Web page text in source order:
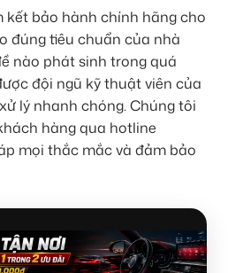
kết bảo hành chính hãng cho
đúng tiêu chuẩn của nhà
nào phát sinh trong quá
đội ngũ kỹ thuật viên của
lý nhanh chóng. Chúng tôi
hàng qua hotline
mọi thắc mắc và đảm bảo